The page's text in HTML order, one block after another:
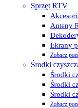
Sprzęt RTV
Anteny
Ekrany
Zobacz
Środki
Środki
Środki
Środki
Zobacz